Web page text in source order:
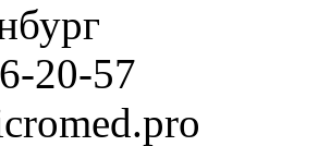
20-57